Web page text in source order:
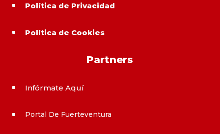
^ Política de Privacidad
^ Política de Cookies
Partners
^ Infórmate Aquí
^ Portal De Fuerteventura